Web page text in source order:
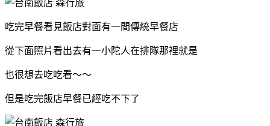
吃完早餐看見飯店對面有一間傳統早餐店
從下面照片看出去有一小陀人在排隊那裡就是
也很想去吃吃看～～
但是吃完飯店早餐已經吃不下了